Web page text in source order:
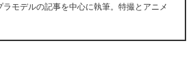
ラモデルの記事を中心に執筆。特撮とアニメ